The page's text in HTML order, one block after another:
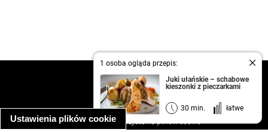
Ustawienia plików cookie
1 osoba ogląda przepis:
Juki ułańskie – schabowe
kieszonki z pieczarkami
30 min. łatwe
kontakt
regulamin
informacja o prywatności
informacja o wykorzystaniu plików cookie